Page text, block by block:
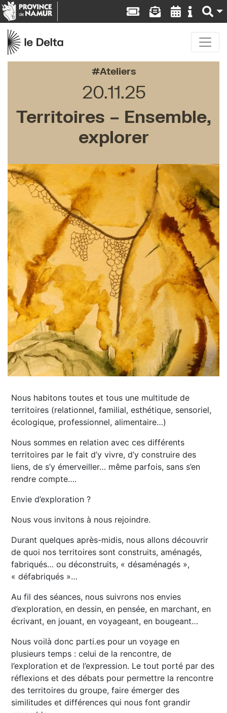
Ateliers
20.11.25
Territoires – Ensemble,
explorer
Nous habitons toutes et tous une multitude de
territoires (relationnel, familial, esthétique, sensoriel,
écologique, professionnel, alimentaire…)
Nous sommes en relation avec ces différents
territoires par le fait d’y vivre, d’y construire des
liens, de s’y émerveiller… même parfois, sans s’en
rendre compte….
Envie d’exploration ?
Nous vous invitons à nous rejoindre.
Durant quelques après-midis, nous allons découvrir
de quoi nos territoires sont construits, aménagés,
fabriqués… ou déconstruits, « désaménagés »,
« défabriqués »…
Au fil des séances, nous suivrons nos envies
d’exploration, en dessin, en pensée, en marchant, en
écrivant, en jouant, en voyageant, en bougeant…
Nous voilà donc parti.es pour un voyage en
plusieurs temps : celui de la rencontre, de
l’exploration et de l’expression. Le tout porté par des
réflexions et des débats pour permettre la rencontre
des territoires du groupe, faire émerger des
similitudes et différences qui nous font grandir